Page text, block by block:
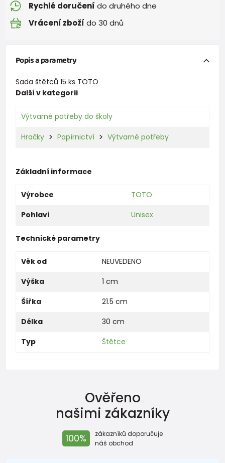
Rychlé doručení do druhého dne
Vrácení zboží do 30 dnů
Popis a parametry
Sada štětců 15 ks TOTO
Další v kategorii
Výtvarné potřeby do školy
Hračky Papírnictví Výtvarné potřeby
Základní informace
Výrobce
TOTO
Pohlaví
Unisex
Technické parametry
Věk od
NEUVEDENO
Výška
1 cm
Šířka
21.5 cm
Délka
30 cm
Typ
Štětce
Ověřeno
našimi zákazníky
100%
zákazníků doporučuje
náš obchod